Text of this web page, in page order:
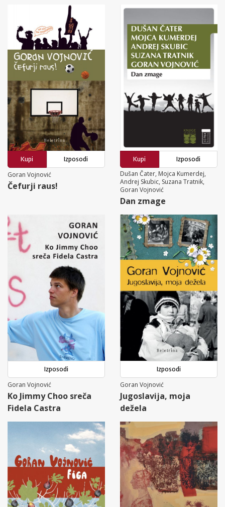
Kupi
Izposodi
Goran Vojnović
Čefurji raus!
Kupi
Izposodi
Dušan Čater, Mojca Kumerdej,
Andrej Skubic, Suzana Tratnik,
Goran Vojnović
Dan zmage
Izposodi
Goran Vojnović
Ko Jimmy Choo sreča
Fidela Castra
Izposodi
Goran Vojnović
Jugoslavija, moja
dežela